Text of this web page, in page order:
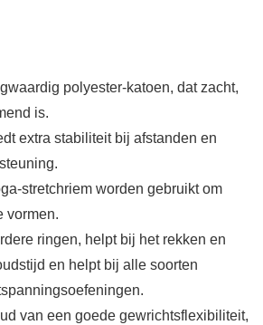
polyester-katoen, dat zacht,
is.
extra stabiliteit bij afstanden en
stretchriem worden gebruikt om
vormen.
ringen, helpt bij het rekken en
en helpt bij alle soorten
van een goede gewrichtsflexibiliteit,